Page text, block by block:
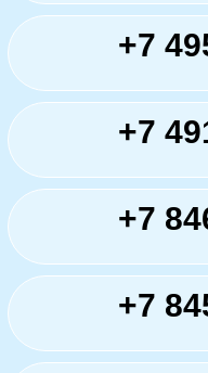
+7
+7
+7
+7